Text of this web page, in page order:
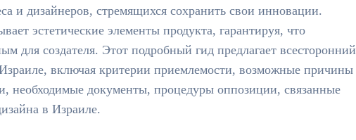
и дизайнеров, стремящихся сохранить свои инновации.
эстетические элементы продукта, гарантируя, что
для создателя. Этот подробный гид предлагает всесторонний
включая критерии приемлемости, возможные причины
необходимые документы, процедуры оппозиции, связанные
в Израиле.